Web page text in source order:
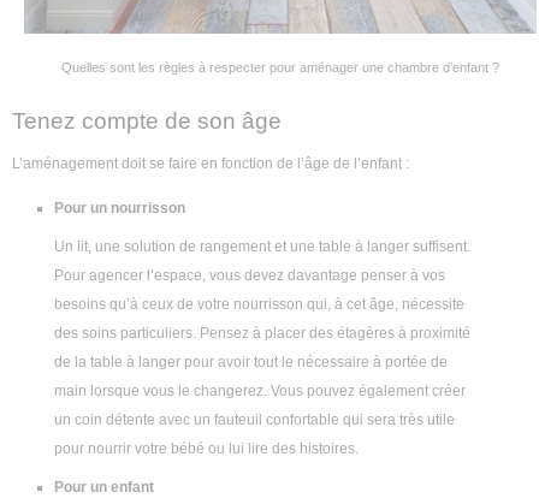
Quelles sont les règles à respecter pour aménager une chambre d’enfant ?
Tenez compte de son âge
L’aménagement doit se faire en fonction de l’âge de l’enfant :
Pour un nourrisson
Un lit, une solution de rangement et une table à langer suffisent.
Pour agencer l’espace, vous devez davantage penser à vos
besoins qu’à ceux de votre nourrisson qui, à cet âge, nécessite
des soins particuliers. Pensez à placer des étagères à proximité
de la table à langer pour avoir tout le nécessaire à portée de
main lorsque vous le changerez. Vous pouvez également créer
un coin détente avec un fauteuil confortable qui sera très utile
pour nourrir votre bébé ou lui lire des histoires.
Pour un enfant